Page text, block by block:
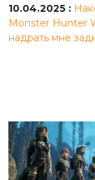
10.04.2025 :
Monster Hunter
надрать мне